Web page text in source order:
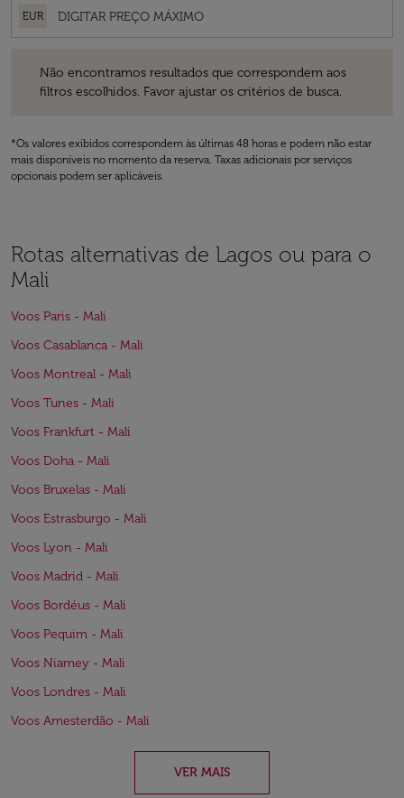
EUR
Não encontramos resultados que correspondem aos
filtros escolhidos. Favor ajustar os critérios de busca.
*Os valores exibidos correspondem às últimas 48 horas e podem não estar
mais disponíveis no momento da reserva. Taxas adicionais por serviços
opcionais podem ser aplicáveis.
Rotas alternativas de Lagos ou para o
Mali
Voos Paris - Mali
Voos Casablanca - Mali
Voos Montreal - Mali
Voos Tunes - Mali
Voos Frankfurt - Mali
Voos Doha - Mali
Voos Bruxelas - Mali
Voos Estrasburgo - Mali
Voos Lyon - Mali
Voos Madrid - Mali
Voos Bordéus - Mali
Voos Pequim - Mali
Voos Niamey - Mali
Voos Londres - Mali
Voos Amesterdão - Mali
VER MAIS